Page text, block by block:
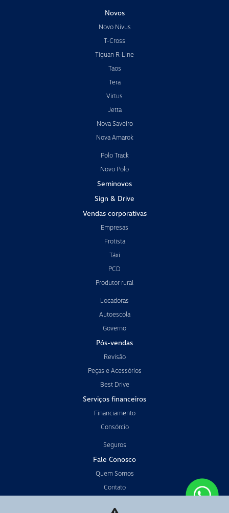
Novos
Novo Nivus
T-Cross
Tiguan R-Line
Taos
Tera
Virtus
Jetta
Nova Saveiro
Nova Amarok
Polo Track
Novo Polo
Seminovos
Sign & Drive
Vendas corporativas
Empresas
Frotista
Táxi
PCD
Produtor rural
Locadoras
Autoescola
Governo
Pós-vendas
Revisão
Peças e Acessórios
Best Drive
Serviços financeiros
Financiamento
Consórcio
Seguros
Fale Conosco
Quem Somos
Contato